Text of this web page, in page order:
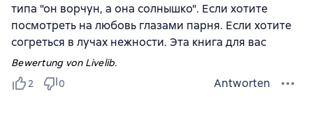
типа "он ворчун, а она солнышко". Если хотите
посмотреть на любовь глазами парня. Если хотите
согреться в лучах нежности. Эта книга для вас ️️
Bewertung von Livelib.
2
0 Antworten